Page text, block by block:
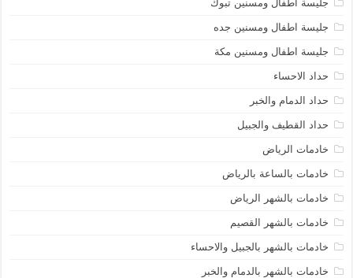
جليسة اطفال ومسنين تبوك
جليسة اطفال ومسنين جده
جليسة اطفال ومسنين مكة
حداد الاحساء
حداد الدمام والخبر
حداد القطيف والجبيل
خادمات الرياض
خادمات بالساعة بالرياض
خادمات بالشهر الرياض
خادمات بالشهر القصيم
خادمات بالشهر بالجبيل والاحساء
خادمات بالشهر بالدمام والخبر